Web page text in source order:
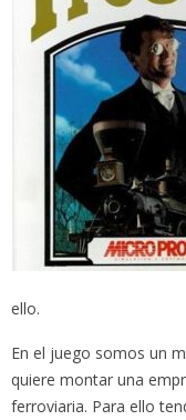
ello.
En el juego somos un
quiere montar una
ferroviaria. Para ello